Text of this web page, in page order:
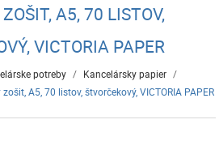
A5, 70 LISTOV,
VICTORIA PAPER
potreby / Kancelársky papier /
A5, 70 listov, štvorčekový, VICTORIA PAPER